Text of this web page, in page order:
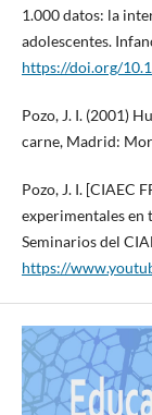
1.000 datos: la
adolescentes.
https://doi.org/
Pozo, J. I. (2001)
carne, Madrid:
Pozo, J. I. [CIAEC
experimentales en
Seminarios del
https://